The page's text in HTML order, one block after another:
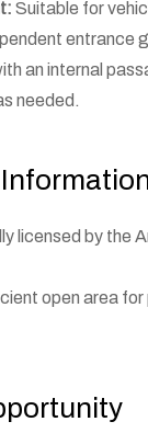
Suitable for
entrance
an internal
needed.
licensed by the
open area for